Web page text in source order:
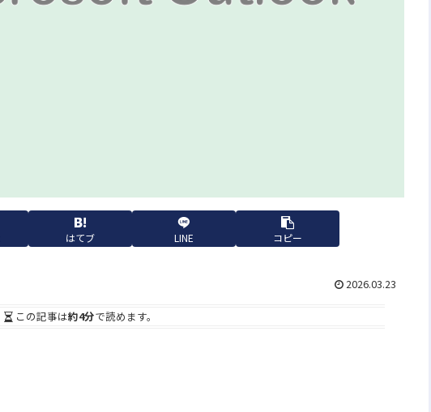
はてブ LINE コピー
2026.03.23
この記事は約4分で読めます。